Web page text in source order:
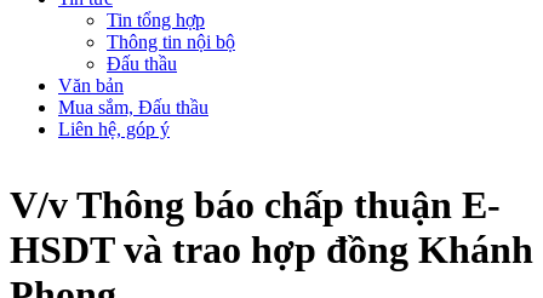
Tin tổng hợp
Thông tin nội bộ
Đấu thầu
Văn bản
Mua sắm, Đấu thầu
Liên hệ, góp ý
V/v Thông báo chấp thuận E-
HSDT và trao hợp đồng Khánh